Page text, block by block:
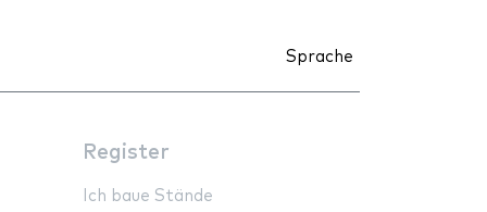
Sprache
Register
Ich baue Stände